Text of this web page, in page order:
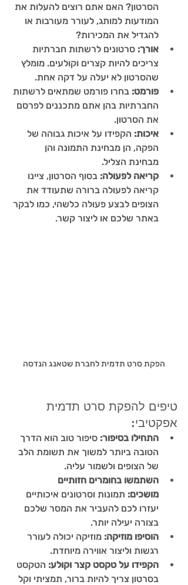
הסרטון? האם אתם רוצים להעלות את
המודעות למותג, לעורר מעורבות או
להגדיל את המכירות?
אורך: סרטונים לרשתות חברתיות
צריכים להיות קצרים וקולעים. מומלץ
שהסרטון לא יעלה על דקה אחת.
פורמט: בחרו פורמט שמתאים לרשתות
החברתיות בהן אתם מתכננים לפרסם
את הסרטון.
איכות: הקפידו על איכות גבוהה של
הפקה, הן מבחינת התמונה והן
מבחינת הצליל.
קריאה לפעולה: בסוף הסרטון, ציינו
קריאה לפעולה ברורה שתעודד את
הצופים לבצע פעולה כלשהי, כמו לבקר
באתר שלכם או ליצור קשר.
הפקת סרט תדמית לחברת שטאנג הנדסה
טיפים להפקת סרט תדמית
אפקטיבי:
התחילו בסיפור: סיפור טוב הוא הדרך
הטובה ביותר למשוך את תשומת הלב
של הצופים ולשמור עליה.
השתמשו בחומרים חזותיים
מושכים: תמונות וסרטונים איכותיים
יעזרו לכם להעביר את המסר שלכם
בצורה יעילה יותר.
הוסיפו מוזיקה: מוזיקה יכולה לעורר
רגשות וליצור אווירה מיוחדת.
הקפידו על טקסט קצר וקולע: הטקסט
בסרטון צריך להיות ברור, תמציתי וקל